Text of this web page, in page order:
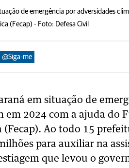
de emergência por adversidades
(Fecap) - Foto: Defesa Civil
@Siga-me
em situação de
em 2024 com a ajuda do
(Fecap). Ao todo 15
para auxiliar na
que levou o